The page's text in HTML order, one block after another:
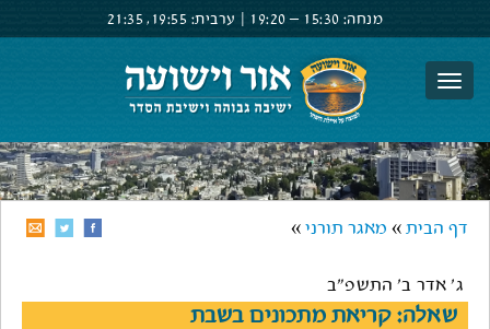
מנחה: 15:30 –
19:20 ערבית: 19:55,
21:35
דף הבית » מאגר תורני »
ג' אדר ב' התשפ"ב
שאלה: קריאת מתכונים בשבת